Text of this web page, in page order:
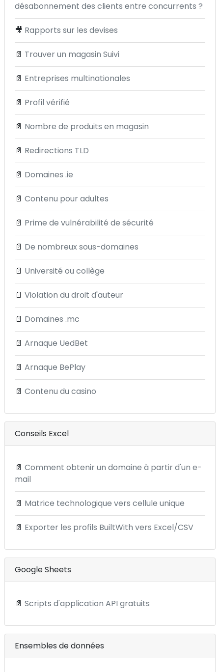
désabonnement des clients entre concurrents ?
🎥 Rapports sur les devises
📄 Trouver un magasin Suivi
📄 Entreprises multinationales
📄 Profil vérifié
📄 Nombre de produits en magasin
📄 Redirections TLD
📄 Domaines .ie
📄 Contenu pour adultes
📄 Prime de vulnérabilité de sécurité
📄 De nombreux sous-domaines
📄 Université ou collège
📄 Violation du droit d'auteur
📄 Domaines .mc
📄 Arnaque UedBet
📄 Arnaque BePlay
📄 Contenu du casino
Conseils Excel
📄 Comment obtenir un domaine à partir d'un e-
mail
📄 Matrice technologique vers cellule unique
📄 Exporter les profils BuiltWith vers Excel/CSV
Google Sheets
📄 Scripts d'application API gratuits
Ensembles de données